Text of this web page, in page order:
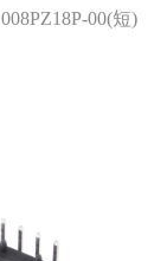
008PZ18P-00(短)